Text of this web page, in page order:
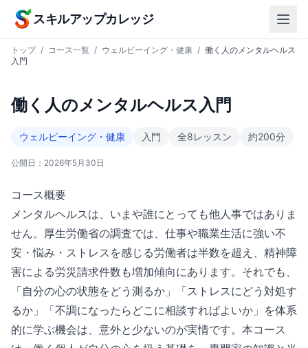
本文へスキップ
スキルアップカレッジ
トップ / コース一覧 / ウェルビーイング・健康 / 働く人のメンタルヘルス
入門
働く人のメンタルヘルス入門
ウェルビーイング・健康 入門 全8レッスン 約200分
公開日： 2026年5月30日
コース概要
メンタルヘルスは、いまや誰にとっても他人事ではありま
せん。厚生労働省の調査では、仕事や職業生活に強い不
安・悩み・ストレスを感じる労働者は半数を超え、精神障
害による労災請求件数も増加傾向にあります。それでも、
「自分の心の状態をどう測るか」「ストレスにどう対処す
るか」「不調になったらどこに相談すればよいか」を体系
的に学ぶ機会は、意外と少ないのが実情です。本コース